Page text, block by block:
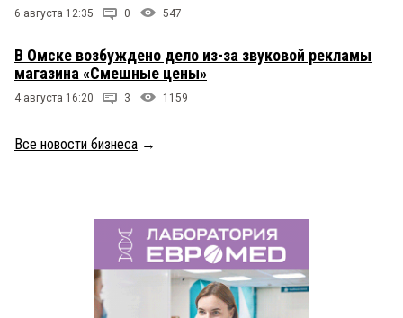
6 августа 12:35 0 547
В Омске возбуждено дело из-за звуковой рекламы
магазина «Смешные цены»
4 августа 16:20 3 1159
Все новости бизнеса →